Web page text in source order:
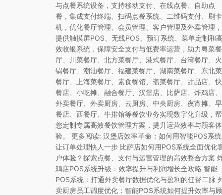
与点餐系统设备，支持移动支付、在线点餐、自助点
餐，集成支付终端、扫码点餐系统、二维码支付、刷卡
机，优化餐厅管理、会员管理、客户管理及外卖管理，
提供触摸屏POS、无线POS、预订系统、菜单定制和高
效收银系统，保障安全支付与低费率运营，助力粤菜餐
厅、川菜餐厅、北方菜餐厅、港式餐厅、台湾餐厅、火
锅餐厅、潮汕餐厅、福建菜餐厅、湖南菜餐厅、东北菜
餐厅、上海菜餐厅、素食餐馆、斋菜餐厅、甜品店、快
餐店、小吃摊、融合餐厅、汉堡店、比萨店、炸鸡店、
外卖餐厅、外卖厨房、云厨房、中央厨房、夜宵摊、早
餐店、西餐厅、牛排馆等餐饮业务实现数字化升级，帮
您定制专属高效餐饮管理方案，提升运营效率与顾客体
验。 更多阅读: 汉堡店效率革命：如何用智能POS系统
让订单处理快人一步 比萨店如何用POS系统全面优化
户体验？探索点餐、支付与运营管理的高效整合方案
鸡店POS系统升级：效率提升与利润增长全攻略 智能
POS系统：打通外卖餐厅数据优化与盈利的任督二脉
卖厨房员工调度优化：智能POS系统如何提升效率与顾